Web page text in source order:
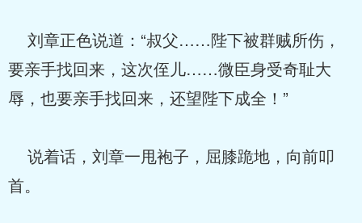
刘章正色说道：“叔父……陛下被群贼所伤，
要亲手找回来，这次侄儿……微臣身受奇耻大
辱，也要亲手找回来，还望陛下成全！”
说着话，刘章一甩袍子，屈膝跪地，向前叩
首。